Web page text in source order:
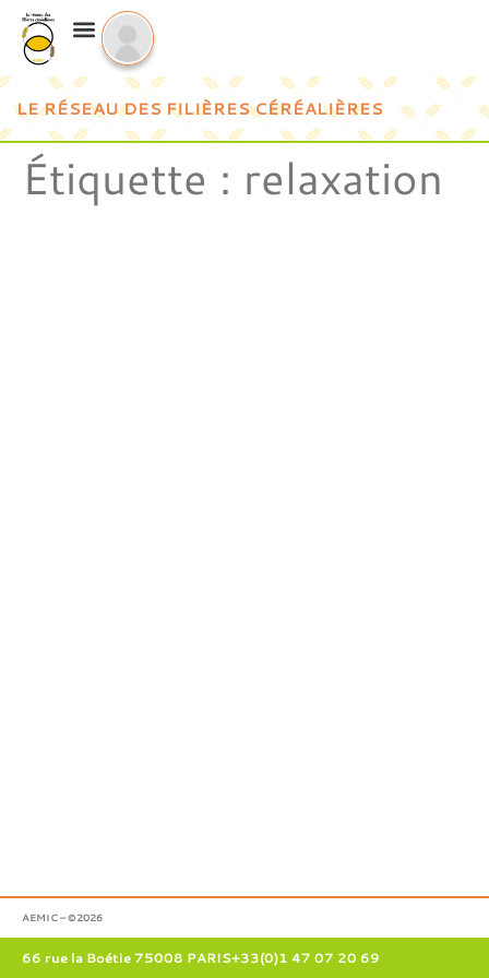
LE RÉSEAU DES FILIÈRES CÉRÉALIÈRES
Étiquette : relaxation
AEMIC – ©2026
66 rue la Boétie 75008 PARIS+33(0)1 47 07 20 69